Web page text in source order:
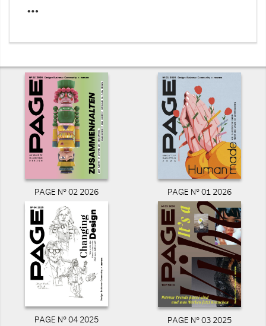
…
PAGE N° 02 2026 PAGE N° 01 2026
PAGE N° 04 2025 PAGE N° 03 2025